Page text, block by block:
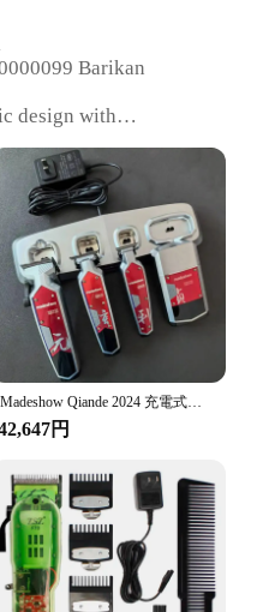
Barikan
design with
various woodworking
and efficient
with a set of
Tool**
Barikan is a
and
high-quality steel,
the rigors of daily
a comfortable
prolonged use.
and durable parts
to any workshop.
Madeshow Qiande 2024 充電式電気メンズヘアひげカットトリマークローム 4-In-1 充電ベースステーションスーツ
円